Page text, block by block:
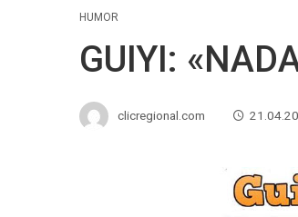
HUMOR
GUIYI:
clicregional.com